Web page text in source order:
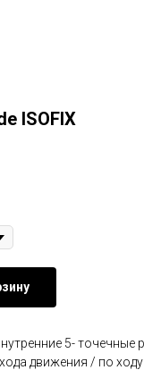
ISOFIX
5-
движения / по